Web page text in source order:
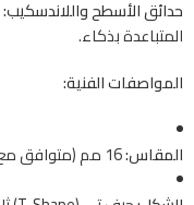
حدائق الأسطح واللاندسكيب:
المتباعدة بذكاء.
المواصفات الفنية:
المقاس: